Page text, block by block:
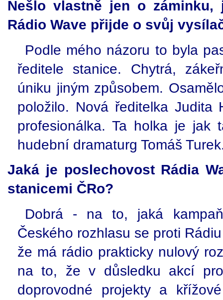
Nešlo vlastně jen o
Rádio Wave přijde o svůj
Podle mého názoru to byla
ředitele stanice. Chytrá,
úniku jiným způsobem.
položilo. Nová ředitelka Judita
profesionálka. Ta holka je jak
hudební dramaturg Tomáš
Jaká je poslechovost Rádia
stanicemi ČRo?
Dobrá - na to, jaká
Českého rozhlasu se proti
že má rádio prakticky nulový
na to, že v důsledku akcí
doprovodné projekty a